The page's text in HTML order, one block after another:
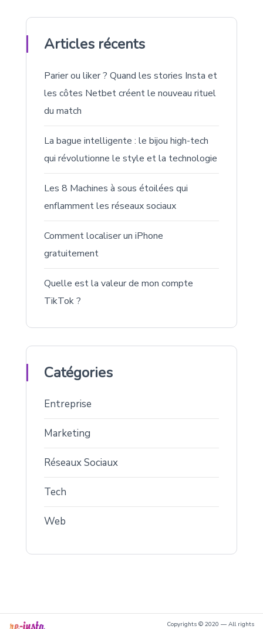
Articles récents
Parier ou liker ? Quand les stories Insta et
les côtes Netbet créent le nouveau rituel
du match
La bague intelligente : le bijou high-tech
qui révolutionne le style et la technologie
Les 8 Machines à sous étoilées qui
enflamment les réseaux sociaux
Comment localiser un iPhone
gratuitement
Quelle est la valeur de mon compte
TikTok ?
Catégories
Entreprise
Marketing
Réseaux Sociaux
Tech
Web
Copyrights © 2020 — All rights